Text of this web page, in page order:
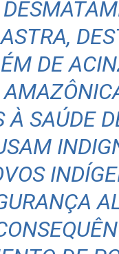
DE
À SAÚDE